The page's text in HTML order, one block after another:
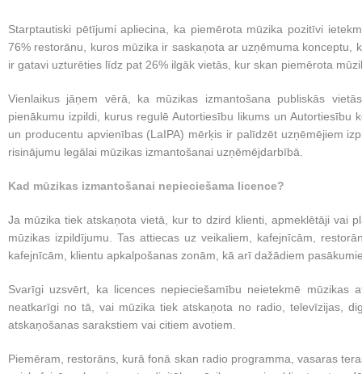
Starptautiski pētījumi apliecina, ka piemērota mūzika pozitīvi
76% restorānu, kuros mūzika ir saskaņota ar uzņēmuma konceptu,
ir gatavi uzturēties līdz pat 26% ilgāk vietās, kur skan piemērota
Vienlaikus jāņem vērā, ka mūzikas izmantošana publiskās
pienākumu izpildi, kurus regulē Autortiesību likums un Autortiesību
un producentu apvienības (LaIPA) mērķis ir palīdzēt uzņēmējiem
risinājumu legālai mūzikas izmantošanai uzņēmējdarbībā.
Kad mūzikas izmantošanai nepieciešama licence?
Ja mūzika tiek atskaņota vietā, kur to dzird klienti, apmeklētāji vai
mūzikas izpildījumu. Tas attiecas uz veikaliem, kafejnīcām,
kafejnīcām, klientu apkalpošanas zonām, kā arī dažādiem
Svarīgi uzsvērt, ka licences nepieciešamību neietekmē mūzikas
neatkarīgi no tā, vai mūzika tiek atskaņota no radio, televīzijas,
atskaņošanas sarakstiem vai citiem avotiem.
Piemēram, restorāns, kurā fonā skan radio programma, vasaras